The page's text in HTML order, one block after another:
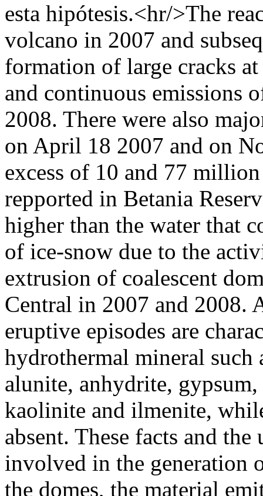
esta hipótesis.<hr/>The
volcano in 2007 and
formation of large cracks
and continuous emissions
2008. There were also
on April 18 2007 and on
excess of 10 and 77
repported in Betania
higher than the water that
of ice-snow due to the
extrusion of coalescent
Central in 2007 and 2008.
eruptive episodes are
hydrothermal mineral such
alunite, anhydrite,
kaolinite and ilmenite,
absent. These facts and
involved in the generation
the domes, the material